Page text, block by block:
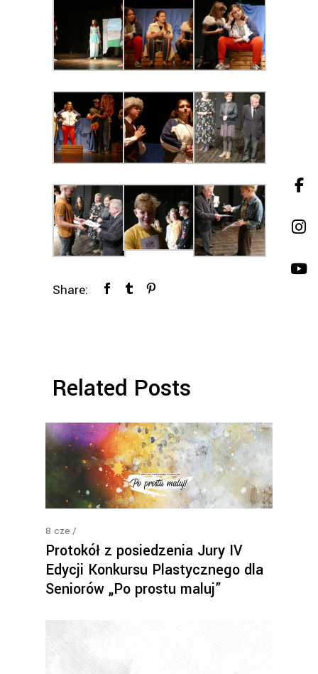
Share:
Related Posts
8 cze
Protokół z posiedzenia Jury IV
Edycji Konkursu Plastycznego dla
Seniorów „Po prostu maluj”